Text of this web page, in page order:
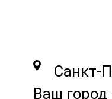
Санкт-
Ваш